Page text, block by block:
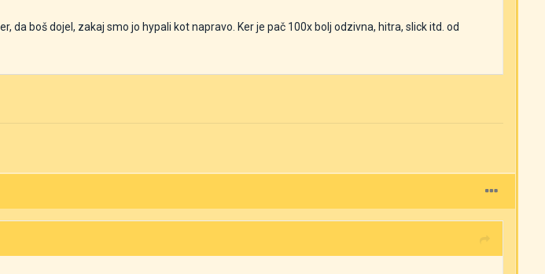
da boš dojel, zakaj smo jo hypali kot napravo. Ker je pač 100x bolj odzivna, hitra, slick itd. od